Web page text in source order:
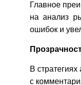
Главное
на анализ
ошибок и
В
с